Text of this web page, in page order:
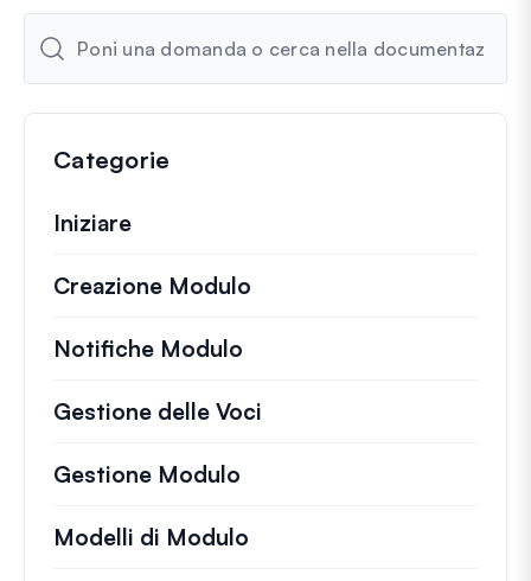
Categorie
Iniziare
Creazione Modulo
Notifiche Modulo
Gestione delle Voci
Gestione Modulo
Modelli di Modulo